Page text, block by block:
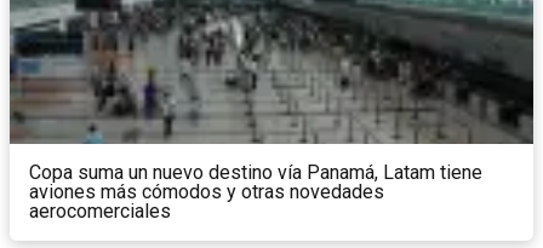
Copa suma un nuevo destino vía Panamá, Latam tiene
aviones más cómodos y otras novedades
aerocomerciales